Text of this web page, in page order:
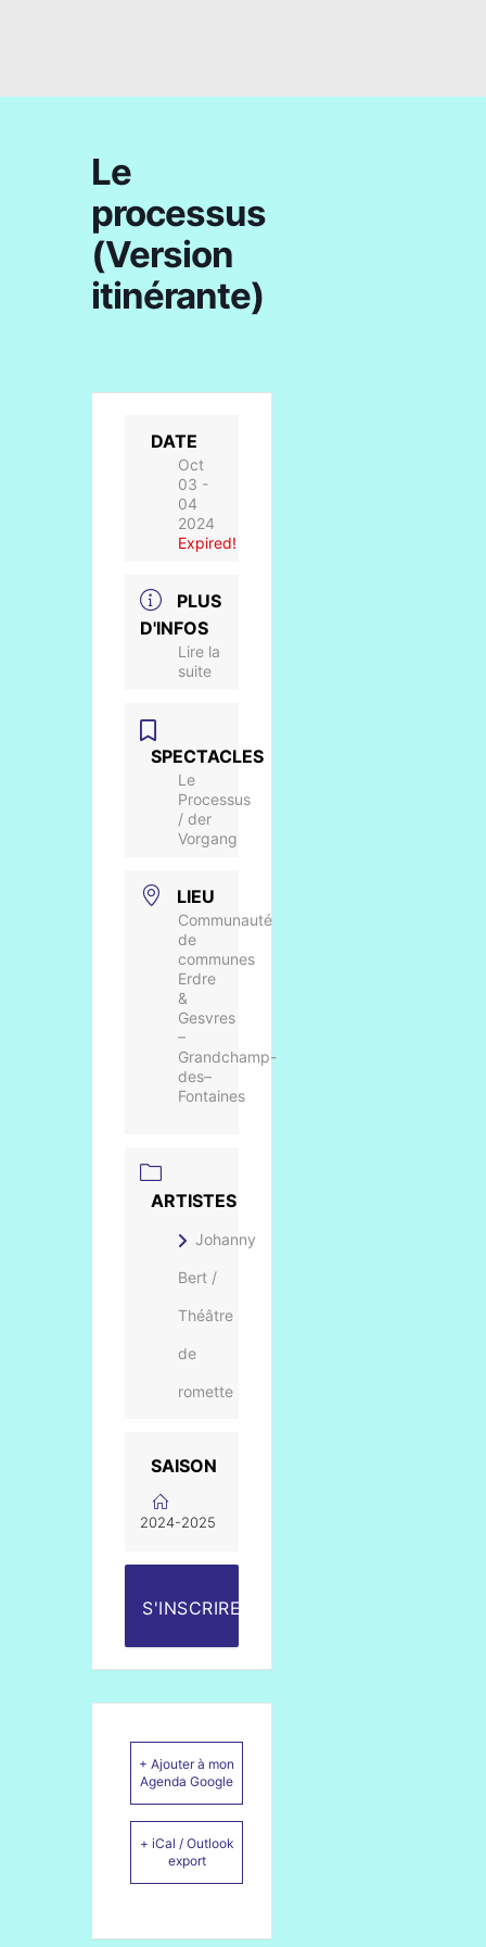
Le
processus
(Version
itinérante)
DATE
Oct
03 -
04
2024
Expired!
PLUS
D'INFOS
Lire la
suite
SPECTACLES
Le
Processus
/ der
Vorgang
LIEU
Communauté
de
communes
Erdre
&
Gesvres
–
Grandchamp-
des–
Fontaines
ARTISTES
Johanny
Bert /
Théâtre
de
romette
SAISON
2024-2025
S'INSCRIRE
+ Ajouter à mon
Agenda Google
+ iCal / Outlook
export